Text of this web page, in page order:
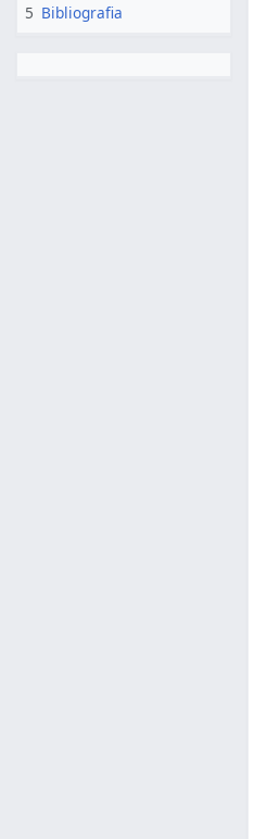
5 Bibliografia